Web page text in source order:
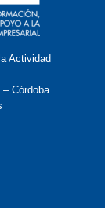
Actividad
Córdoba.